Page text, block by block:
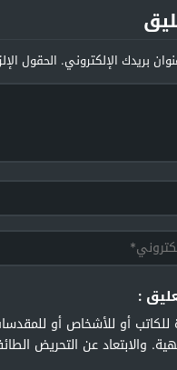
بريدك الإلكتروني. الحقول
:
للكاتب أو للأشخاص أو
والابتعاد عن التحريض